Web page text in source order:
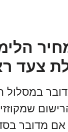
במסלול
ו-1,700 ש"ח עבור דמי הרישום
מדובר